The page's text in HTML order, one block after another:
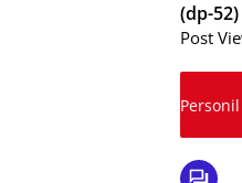
(dp-52)
Post